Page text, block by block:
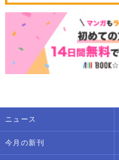
ニュース
今月の新刊